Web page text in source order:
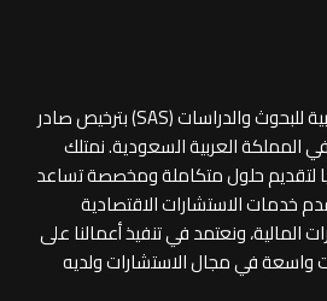
تأسس مكتب ساس المحاسبية للبحوث والدراسات (SAS) بترخيص صادر
المملكة العربية السعودية. نمتلك
لتقديم حلول متكاملة ومخصصة تساعد
خدمات الاستشارات الاقتصادية
ونعتمد في تنفيذ أعمالنا على
واسعة في مجال الاستشارات ولديه